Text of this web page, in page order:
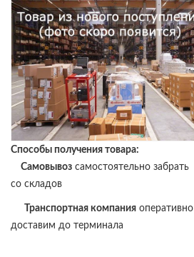
Способы получения товара:
Самовывоз самостоятельно забрать
со складов
Транспортная компания оперативно
доставим до терминала